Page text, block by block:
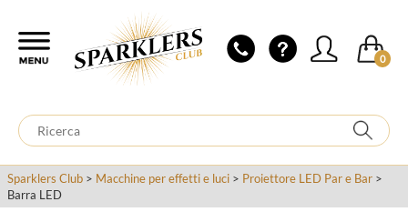
0
Sparklers Club > Macchine per effetti e luci > Proiettore LED Par e Bar >
Barra LED